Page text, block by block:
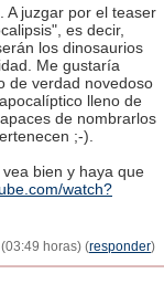
A juzgar por el teaser
es decir,
los dinosaurios
Me gustaría
de verdad novedoso
lleno de
de nombrarlos
;-).
bien y haya que
watch?
horas) (responder)